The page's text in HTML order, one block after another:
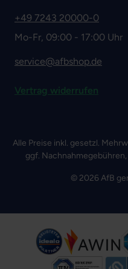
+49 7243 20000-0
Mo-Fr, 09:00 - 17:00 Uhr
service@afbshop.de
Vertrag widerrufen
Alle Preise inkl. gesetzl.
ggf.
© 2026 AfB